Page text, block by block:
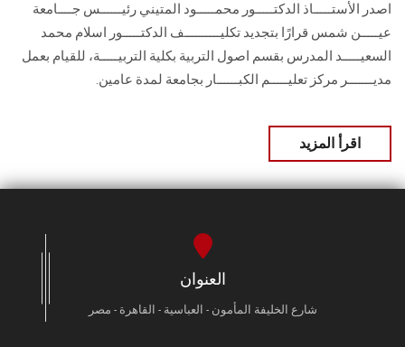
اصدر الأستـــــاذ الدكتـــــور محمـــــود المتيني رئيــــــس جــــامعة
عيـــــن شمس قرارًا بتجديد تكليــــــــــف الدكتـــــور اسلام محمد
السعيـــــد المدرس بقسم اصول التربية بكلية التربيـــــة، للقيام بعمل
مديـــــــر مركز تعليـــــم الكبــــــار بجامعة لمدة عامين.
اقرأ المزيد
العنوان
شارع الخليفة المأمون - العباسية - القاهرة - مصر